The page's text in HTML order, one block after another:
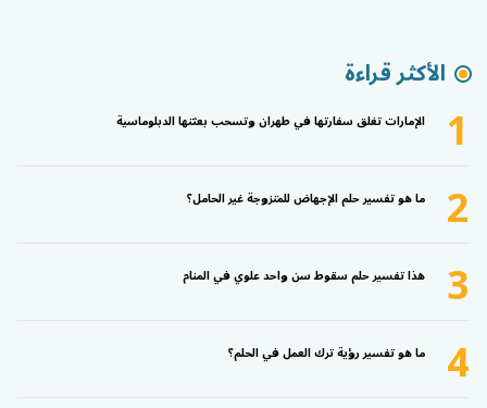
الأكثر قراءة
1 الإمارات تغلق سفارتها في طهران وتسحب بعثتها الدبلوماسية
2 ما هو تفسير حلم الإجهاض للمتزوجة غير الحامل؟
3 هذا تفسير حلم سقوط سن واحد علوي في المنام
4 ما هو تفسير رؤية ترك العمل في الحلم؟